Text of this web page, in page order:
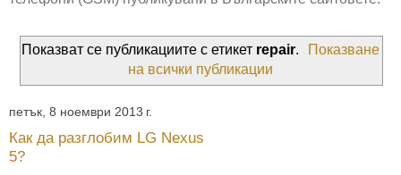
Показват се публикациите с етикет repair.
Показване
на всички публикации
петък, 8 ноември 2013 г.
Как да разглобим LG Nexus
5?